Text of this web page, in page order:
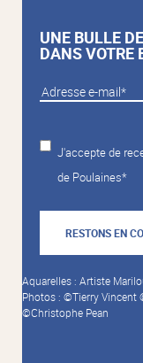
UNE BULLE
DANS VOTRE
J'accepte de
de Poulaines*
RESTONS EN
Aquarelles : Artiste
Photos : ©Tierry
©Christophe Pean